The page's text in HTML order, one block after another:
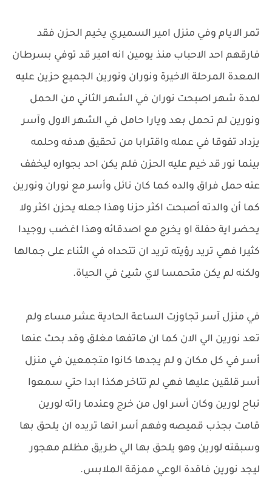
تمر الايام وفي منزل امير السميري يخيم الحزن فقد
فارقهم احد الاحباب منذ يومين انه امير قد توفي بسرطان
المعدة المرحلة الاخيرة ونوران ونورين الجميع حزين عليه
لمدة شهر اصبحت نوران في الشهر الثاني من الحمل
ونورين لم تحمل بعد ويارا حامل في الشهر الاول وآسر
يزداد تفوقا في عمله واقترابا من تحقيق هدفه وحلمه
بينما نور قد خيم عليه الحزن فلم يكن احد بجواره ليخفف
عنه حمل فراق والده كما كان نائل وأسر مع نوران ونورين
كما أن والدته أصبحت اكثر حزنا وهذا جعله يحزن اكثر ولا
يحضر اية حفلة او يخرج مع اصدقائه وهذا اغضب روجيدا
كثيرا فهي تريد رؤيته تريد ان تتحداه في الثناء على جمالها
ولكنه لم يكن متحمسا لاي شيئ في الحياة.
في منزل آسر تجاوزت الساعة الحادية عشر مساء ولم
تعد نورين الي الان كما ان هاتفها مغلق وقد بحث عنها
أسر في كل مكان و لم يجدها كانوا متجمعين في منزل
أسر قلقين عليها فهي لم تتاخر هكذا ابدا حتي سمعوا
نباح لورين وكان أسر اول من خرج وعندما راته لورين
قامت بجذب قميصه وفهم أسر انها تريده ان يلحق بها
وسبقته لورين وهو يلحق بها الي طريق مظلم مهجور
ليجد نورين فاقدة الوعي ممزقة الملابس.